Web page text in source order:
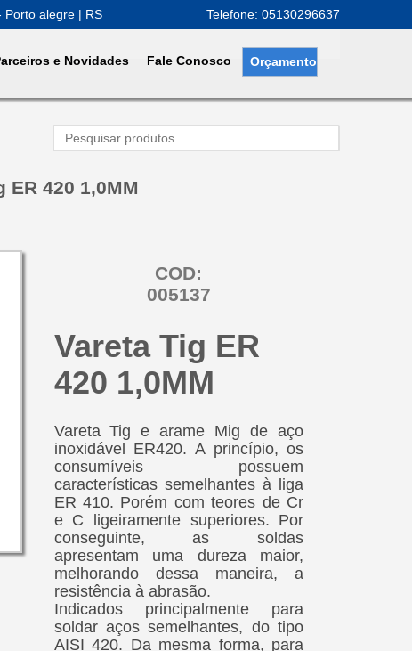
Porto alegre | RS Telefone: 05130296637
e Novidades Fale Conosco Orçamento
ER 420 1,0MM
COD:
005137
Vareta Tig ER
420 1,0MM
Vareta Tig e arame Mig de aço
inoxidável ER420. A princípio, os
consumíveis possuem
características semelhantes à liga
ER 410. Porém com teores de Cr
e C ligeiramente superiores. Por
conseguinte, as soldas
apresentam uma dureza maior,
melhorando dessa maneira, a
resistência à abrasão.
Indicados principalmente para
soldar aços semelhantes, do tipo
AISI 420. Da mesma forma, para